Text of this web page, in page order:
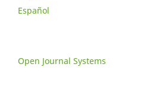
Español
Open Journal Systems